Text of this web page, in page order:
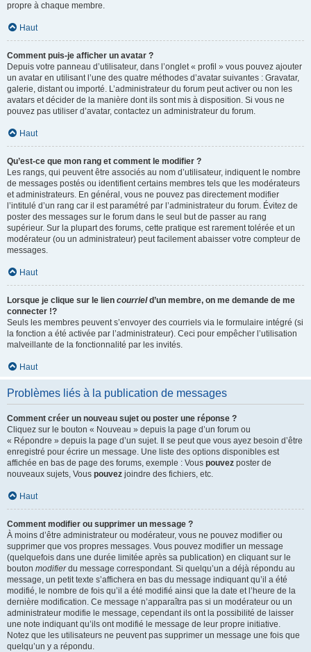
propre à chaque membre.
Haut
Comment puis-je afficher un avatar ?
Depuis votre panneau d’utilisateur, dans l’onglet « profil » vous pouvez ajouter
un avatar en utilisant l’une des quatre méthodes d’avatar suivantes : Gravatar,
galerie, distant ou importé. L’administrateur du forum peut activer ou non les
avatars et décider de la manière dont ils sont mis à disposition. Si vous ne
pouvez pas utiliser d’avatar, contactez un administrateur du forum.
Haut
Qu’est-ce que mon rang et comment le modifier ?
Les rangs, qui peuvent être associés au nom d’utilisateur, indiquent le nombre
de messages postés ou identifient certains membres tels que les modérateurs
et administrateurs. En général, vous ne pouvez pas directement modifier
l’intitulé d’un rang car il est paramétré par l’administrateur du forum. Évitez de
poster des messages sur le forum dans le seul but de passer au rang
supérieur. Sur la plupart des forums, cette pratique est rarement tolérée et un
modérateur (ou un administrateur) peut facilement abaisser votre compteur de
messages.
Haut
Lorsque je clique sur le lien courrield’un membre, on me demande de me
connecter !?
Seuls les membres peuvent s’envoyer des courriels via le formulaire intégré (si
la fonction a été activée par l’administrateur). Ceci pour empêcher l’utilisation
malveillante de la fonctionnalité par les invités.
Haut
Problèmes liés à la publication de messages
Comment créer un nouveau sujet ou poster une réponse ?
Cliquez sur le bouton « Nouveau » depuis la page d’un forum ou
« Répondre » depuis la page d’un sujet. Il se peut que vous ayez besoin d’être
enregistré pour écrire un message. Une liste des options disponibles est
affichée en bas de page des forums, exemple : Vous pouvez poster de
nouveaux sujets, Vous pouvez joindre des fichiers, etc.
Haut
Comment modifier ou supprimer un message ?
À moins d’être administrateur ou modérateur, vous ne pouvez modifier ou
supprimer que vos propres messages. Vous pouvez modifier un message
(quelquefois dans une durée limitée après sa publication) en cliquant sur le
bouton modifierdu message correspondant. Si quelqu’un a déjà répondu au
message, un petit texte s’affichera en bas du message indiquant qu’il a été
modifié, le nombre de fois qu’il a été modifié ainsi que la date et l’heure de la
dernière modification. Ce message n’apparaîtra pas si un modérateur ou un
administrateur modifie le message, cependant ils ont la possibilité de laisser
une note indiquant qu’ils ont modifié le message de leur propre initiative.
Notez que les utilisateurs ne peuvent pas supprimer un message une fois que
quelqu’un y a répondu.